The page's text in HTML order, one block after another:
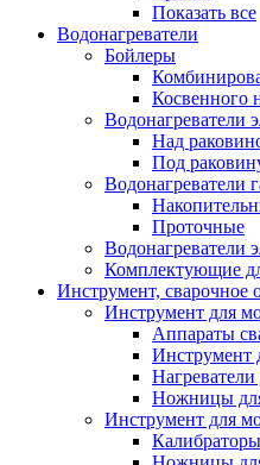
Показать все
Водонагреватели
Бойлеры
Косвенного
Водонагреватели
Над
Под
Водонагреватели
Проточные
Водонагреватели
Комплектующие
Инструмент, сварочное
Инструмент для
Аппараты
Инструмент
Нагреватели
Ножницы
Инструмент для
Калибраторы